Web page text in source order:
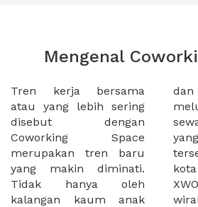
Mengenal
Tren kerja bersama
atau yang lebih sering
disebut dengan
Coworking Space
merupakan tren baru
yang makin diminati.
Tidak hanya oleh
kalangan kaum anak
dan juga fax, dan tidak
melupakan juga lokasi
sewa coworking space
yang strategis, yang
tersebar di berbagai
kota di Indonesia.
XWORK membantu para
wirausaha muda